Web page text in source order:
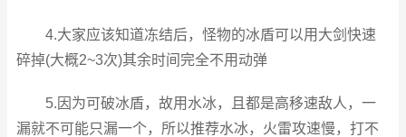
4.大家应该知道冻结后，怪物的冰盾可以用大剑快速
碎掉(大概2~3次)其余时间完全不用动弹
5.因为可破冰盾，故用水冰，且都是高移速敌人，一
漏就不可能只漏一个，所以推荐水冰，火雷攻速慢，打不